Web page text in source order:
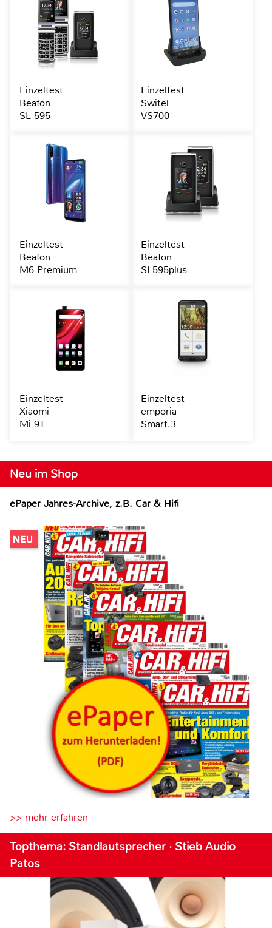
Neu im Shop
ePaper Jahres-Archive, z.B. Car & Hifi
>> mehr erfahren
Topthema: Standlautsprecher · Stieb Audio
Patos
Einzeltest
Beafon
SL 595
Einzeltest
Switel
VS700
Einzeltest
Beafon
M6 Premium
Einzeltest
Beafon
SL595plus
Einzeltest
Xiaomi
Mi 9T
Einzeltest
emporia
Smart.3